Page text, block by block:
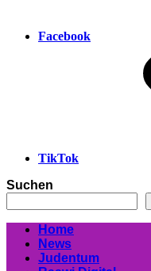
Facebook
TikTok
Suchen
Home
News
Judentum